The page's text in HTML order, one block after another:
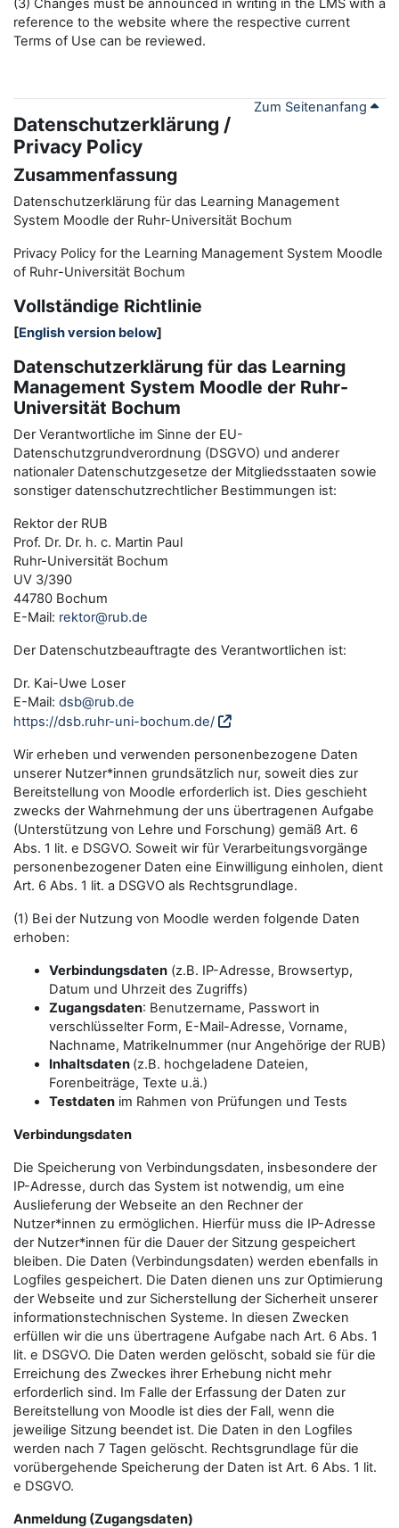
(3) Changes must be announced in writing in the LMS with a
reference to the website where the respective current
Terms of Use can be reviewed.
Zum Seitenanfang
Datenschutzerklärung /
Privacy Policy
Zusammenfassung
Datenschutzerklärung für das Learning Management
System Moodle der Ruhr-Universität Bochum
Privacy Policy for the Learning Management System Moodle
of Ruhr-Universität Bochum
Vollständige Richtlinie
[English version below]
Datenschutzerklärung für das Learning
Management System Moodle der Ruhr-
Universität Bochum
Der Verantwortliche im Sinne der EU-
Datenschutzgrundverordnung (DSGVO) und anderer
nationaler Datenschutzgesetze der Mitgliedsstaaten sowie
sonstiger datenschutzrechtlicher Bestimmungen ist:
Rektor der RUB
Prof. Dr. Dr. h. c. Martin Paul
Ruhr-Universität Bochum
UV 3/390
44780 Bochum
E-Mail: rektor@rub.de
Der Datenschutzbeauftragte des Verantwortlichen ist:
Dr. Kai-Uwe Loser
E-Mail: dsb@rub.de
https://dsb.ruhr-uni-bochum.de/
Wir erheben und verwenden personenbezogene Daten
unserer Nutzer*innen grundsätzlich nur, soweit dies zur
Bereitstellung von Moodle erforderlich ist. Dies geschieht
zwecks der Wahrnehmung der uns übertragenen Aufgabe
(Unterstützung von Lehre und Forschung) gemäß Art. 6
Abs. 1 lit. e DSGVO. Soweit wir für Verarbeitungsvorgänge
personenbezogener Daten eine Einwilligung einholen, dient
Art. 6 Abs. 1 lit. a DSGVO als Rechtsgrundlage.
(1) Bei der Nutzung von Moodle werden folgende Daten
erhoben:
Verbindungsdaten (z.B. IP-Adresse, Browsertyp,
Datum und Uhrzeit des Zugriffs)
Zugangsdaten: Benutzername, Passwort in
verschlüsselter Form, E-Mail-Adresse, Vorname,
Nachname, Matrikelnummer (nur Angehörige der RUB)
Inhaltsdaten (z.B. hochgeladene Dateien,
Forenbeiträge, Texte u.ä.)
Testdaten im Rahmen von Prüfungen und Tests
Verbindungsdaten
Die Speicherung von Verbindungsdaten, insbesondere der
IP-Adresse, durch das System ist notwendig, um eine
Auslieferung der Webseite an den Rechner der
Nutzer*innen zu ermöglichen. Hierfür muss die IP-Adresse
der Nutzer*innen für die Dauer der Sitzung gespeichert
bleiben. Die Daten (Verbindungsdaten) werden ebenfalls in
Logfiles gespeichert. Die Daten dienen uns zur Optimierung
der Webseite und zur Sicherstellung der Sicherheit unserer
informationstechnischen Systeme. In diesen Zwecken
erfüllen wir die uns übertragene Aufgabe nach Art. 6 Abs. 1
lit. e DSGVO. Die Daten werden gelöscht, sobald sie für die
Erreichung des Zweckes ihrer Erhebung nicht mehr
erforderlich sind. Im Falle der Erfassung der Daten zur
Bereitstellung von Moodle ist dies der Fall, wenn die
jeweilige Sitzung beendet ist. Die Daten in den Logfiles
werden nach 7 Tagen gelöscht. Rechtsgrundlage für die
vorübergehende Speicherung der Daten ist Art. 6 Abs. 1 lit.
e DSGVO.
Anmeldung (Zugangsdaten)